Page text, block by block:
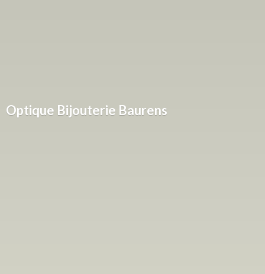
Optique Bijouterie Baurens